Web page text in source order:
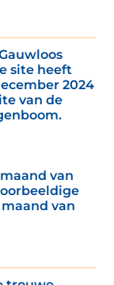
site heeft
2024
van de
van
van